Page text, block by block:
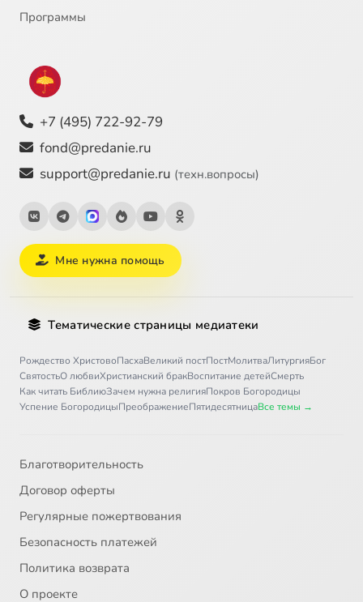
Программы
+7 (495) 722-92-79
fond@predanie.ru
support@predanie.ru (техн.вопросы)
Мне нужна помощь
Тематические страницы медиатеки
Рождество ХристовоПасхаВеликий постПостМолитваЛитургияБог
СвятостьО любвиХристианский бракВоспитание детейСмерть
Как читать БиблиюЗачем нужна религияПокров Богородицы
Успение БогородицыПреображениеПятидесятницаВсе темы →
Благотворительность
Договор оферты
Регулярные пожертвования
Безопасность платежей
Политика возврата
О проекте